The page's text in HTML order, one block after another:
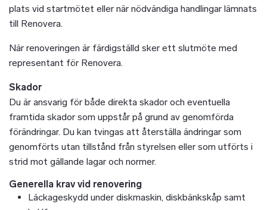
plats vid startmötet eller när nödvändiga handlingar lämnats
till Renovera.
När renoveringen är färdigställd sker ett slutmöte med
representant för Renovera.
Skador
Du är ansvarig för både direkta skador och eventuella
framtida skador som uppstår på grund av genomförda
förändringar. Du kan tvingas att återställa ändringar som
genomförts utan tillstånd från styrelsen eller som utförts i
strid mot gällande lagar och normer.
Generella krav vid renovering
Läckageskydd under diskmaskin, diskbänkskåp samt